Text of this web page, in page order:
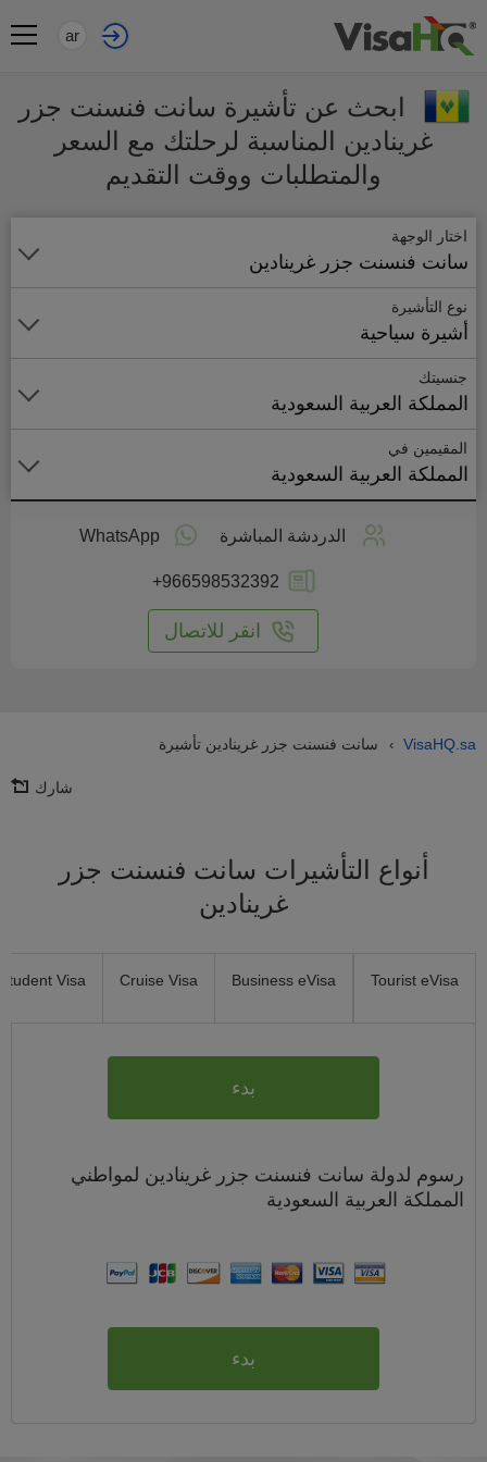
ar
ابحث عن تأشيرة سانت فنسنت جزر
غرينادين المناسبة لرحلتك مع السعر
والمتطلبات ووقت التقديم
اختار الوجهة
سانت فنسنت جزر غرينادين
نوع التأشيرة
أشيرة سياحية
جنسيتك
المملكة العربية السعودية
المقيمين في
المملكة العربية السعودية
الدردشة المباشرة WhatsApp
+966598532392
انقر للاتصال
VisaHQ.sa
› سانت فنسنت جزر غرينادين تأشيرة
شارك
أنواع التأشيرات سانت فنسنت جزر
غرينادين
Tourist eVisa
Business eVisa
Cruise Visa
Student Visa
بدء
رسوم لدولة سانت فنسنت جزر غرينادين لمواطني
المملكة العربية السعودية
بدء